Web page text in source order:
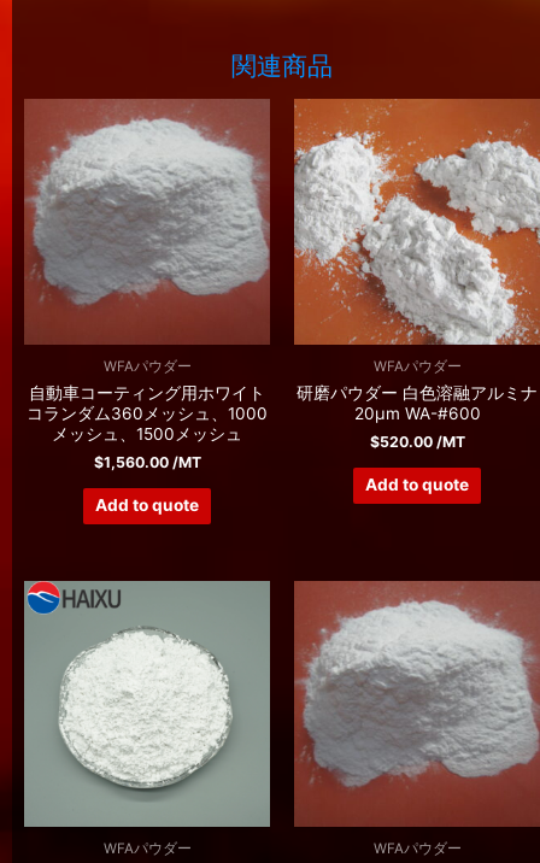
関連商品
WFAパウダー
自動車コーティング用ホワイト
コランダム360メッシュ、1000
メッシュ、1500メッシュ
$1,560.00/MT
Add to quote
WFAパウダー
研磨パウダー 白色溶融アルミナ
20μm WA-#600
$520.00/MT
Add to quote
WFAパウダー WFAパウダー